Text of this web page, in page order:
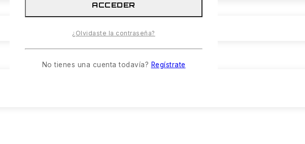
ACCEDER
¿Olvidaste la contraseña?
No tienes una cuenta todavía? Regístrate